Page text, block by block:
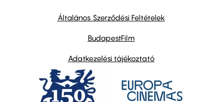
Általános Szerződési Feltételek
BudapestFilm
Adatkezelési tájékoztató